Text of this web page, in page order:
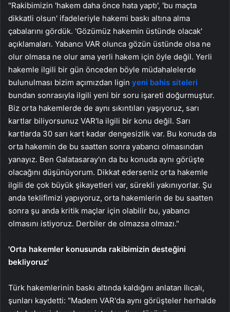
"Rakibimizin 'hakem daha önce hata yaptı', 'bu maçta
dikkatli olsun' ifadeleriyle hakemi baskı altına alma
çabalarını gördük. 'Gözümüz hakemin üstünde olacak'
açıklamaları. Yabancı VAR olunca gözün üstünde olsa ne
olur olmasa ne olur ama yerli hakem için öyle değil. Yerli
hakemle ilgili bir gün önceden böyle müdahalelerde
bulunulması bizim açımızdan ligin yeni bahis siteleri
bundan sonrasıyla ilgili yeni bir soru işareti doğurmuştur.
Biz orta hakemlerde de aynı sıkıntıları yaşıyoruz, sarı
kartlar biliyorsunuz VAR'la ilgili bir konu değil. Sarı
kartlarda 30 sarı kart kadar dengesizlik var. Bu konuda da
orta hakemin de bu saatten sonra yabancı olmasından
yanayız. Ben Galatasaray'ın da bu konuda aynı görüşte
olacağını düşünüyorum. Dikkat ederseniz orta hakemle
ilgili de çok büyük şikayetleri var, sürekli yakınıyorlar. Şu
anda teklifimizi yapıyoruz, orta hakemlerin de bu saatten
sonra şu anda kritik maçlar için olabilir bu, yabancı
olmasını istiyoruz. Derbiler de olmazsa olmazı."
'Orta hakemler konusunda rakibimizin desteğini
bekliyoruz'
Türk hakemlerinin baskı altında kaldığını anlatan Ilıcalı,
şunları kaydetti: "Madem VAR'da aynı görüşteler herhalde